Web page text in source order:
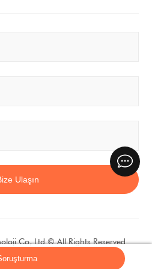
Ulaşın
Co, Ltd©All Rights Reserved
sitemap.html